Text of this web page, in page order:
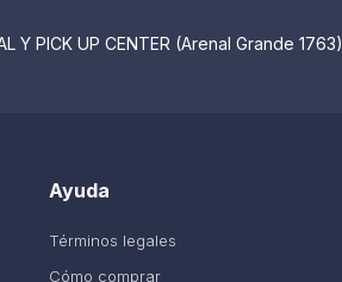
Y PICK UP CENTER (Arenal Grande 1763)
Ayuda
Términos legales
Cómo comprar